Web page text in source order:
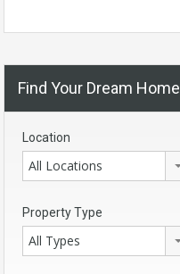
Find Your Dream Home
Location
All Locations
Property Type
All Types